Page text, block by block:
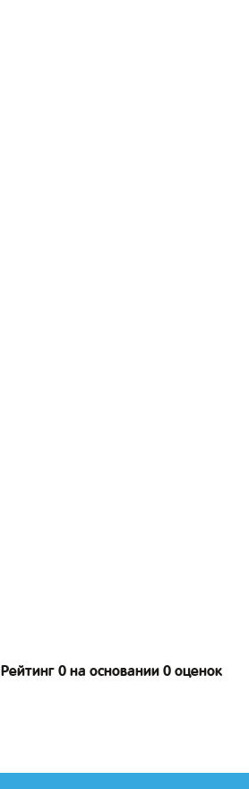
Рейтинг 0 на основании 0 оценок